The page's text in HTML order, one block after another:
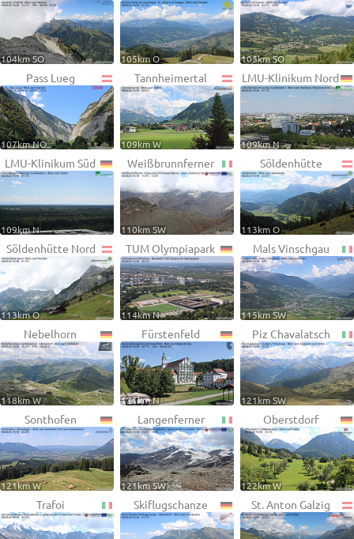
104km SO 105km O 105km SO
Pass Lueg
107km NO
Tannheimertal
109km W
LMU-Klinikum Nord
109km N
LMU-Klinikum Süd
109km N
Weißbrunnferner
110km SW
Söldenhütte
113km O
Söldenhütte Nord
113km O
TUM Olympiapark
114km N
Mals Vinschgau
115km SW
Nebelhorn
118km W
Fürstenfeld
121km N
Piz Chavalatsch
121km SW
Sonthofen
121km W
Langenferner
121km SW
Oberstdorf
122km W
Trafoi Skiflugschanze St. Anton Galzig